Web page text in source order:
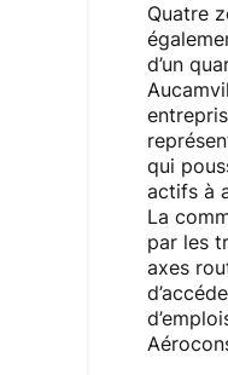
Quatre
d’un
qui
actifs à
La
par les
axes